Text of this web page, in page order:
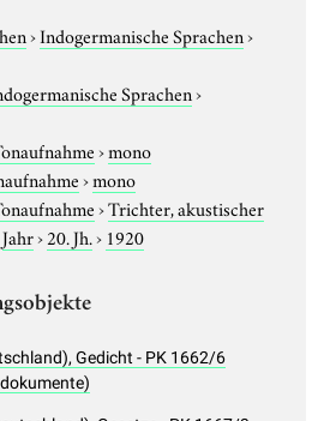
›Indogermanische Sprachen›
Sprachen›
›mono
›mono
›Trichter, akustischer
Jahr›20. Jh.› 1920
Gedicht - PK 1662/6